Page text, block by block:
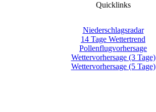
Quicklinks
Niederschlagsradar
14 Tage Wettertrend
Pollenflugvorhersage
Wettervorhersage (3 Tage)
Wettervorhersage (5 Tage)